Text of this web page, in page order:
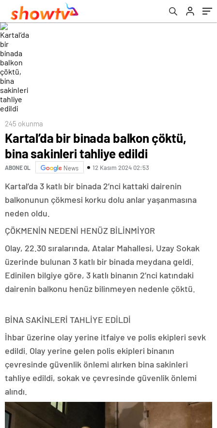
245 okunma
Kartal’da bir binada balkon çöktü,
bina sakinleri tahliye edildi
ABONE OL News 12 Kasım 2024 02:53
Kartal’da 3 katlı bir binada 2’nci kattaki dairenin
balkonunun çökmesi korku dolu anlar yaşanmasına
neden oldu.
ÇÖKMENİN NEDENİ HENÜZ BİLİNMİYOR
Olay, 22.30 sıralarında, Atalar Mahallesi, Uzay Sokak
üzerinde bulunan 3 katlı bir binada meydana geldi.
Edinilen bilgiye göre, 3 katlı binanın 2’nci katındaki
dairenin balkonu henüz bilinmeyen nedenle çöktü.
BİNA SAKİNLERİ TAHLİYE EDİLDİ
İhbar üzerine olay yerine itfaiye ve polis ekipleri sevk
edildi. Olay yerine gelen polis ekipleri binanın
çevresinde güvenlik önlemi alırken bina sakinleri
tahliye edildi, sokak ve çevresinde güvenlik önlemi
alındı.